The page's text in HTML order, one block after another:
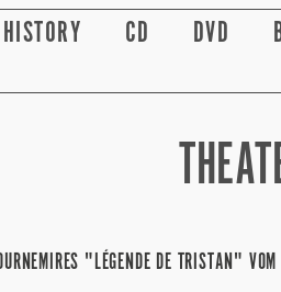
HISTORY CD DVD
"LÉGENDE DE TRISTAN" VOM